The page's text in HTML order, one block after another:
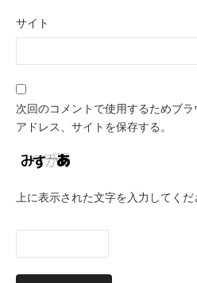
サイト
次回のコメントで使用するためブ
アドレス、サイトを保存する。
上に表示された文字を入力してくだ